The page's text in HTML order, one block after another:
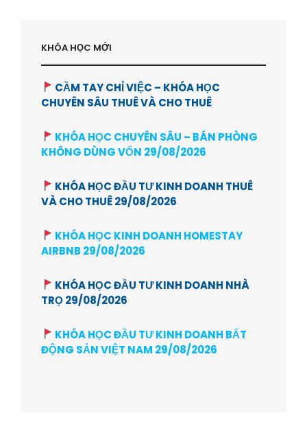
KHÓA HỌC MỚI
CẦM TAY CHỈ VIỆC – KHÓA HỌC
CHUYÊN SÂU THUÊ VÀ CHO THUÊ
KHÓA HỌC CHUYÊN SÂU – BÁN PHÒNG
KHÔNG DÙNG VỐN 29/08/2026
KHÓA HỌC ĐẦU TƯ KINH DOANH THUÊ
VÀ CHO THUÊ 29/08/2026
KHÓA HỌC KINH DOANH HOMESTAY
AIRBNB 29/08/2026
KHÓA HỌC ĐẦU TƯ KINH DOANH NHÀ
TRỌ 29/08/2026
KHÓA HỌC ĐẦU TƯ KINH DOANH BẤT
ĐỘNG SẢN VIỆT NAM 29/08/2026